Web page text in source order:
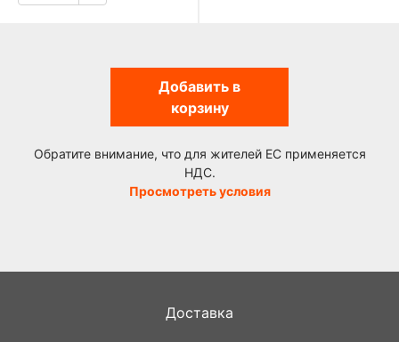
Добавить в
корзину
Обратите внимание, что для жителей ЕС применяется
НДС.
Просмотреть условия
Доставка